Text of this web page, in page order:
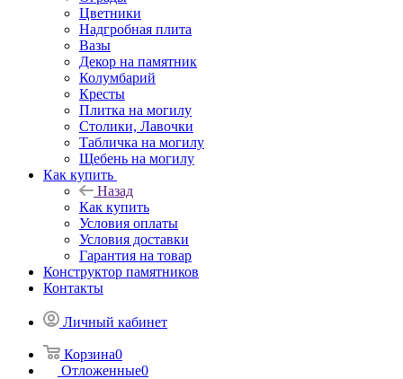
Цветники
Надгробная плита
Вазы
Декор на памятник
Колумбарий
Кресты
Плитка на могилу
Столики, Лавочки
Табличка на могилу
Щебень на могилу
Как купить
Назад
Как купить
Условия оплаты
Условия доставки
Гарантия на товар
Конструктор памятников
Контакты
Личный кабинет
Корзина0
Отложенные0